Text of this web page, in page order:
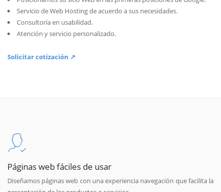
Servicio de Web Hosting de acuerdo a sus necesidades.
Consultoría en usabilidad.
Atención y servicio personalizado.
Solicitar cotización ↗
Páginas web fáciles de usar
Diseñamos páginas web con una experiencia navegación que facilita la